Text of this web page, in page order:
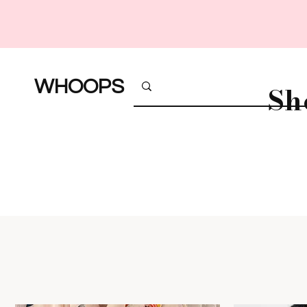
WHOOPS